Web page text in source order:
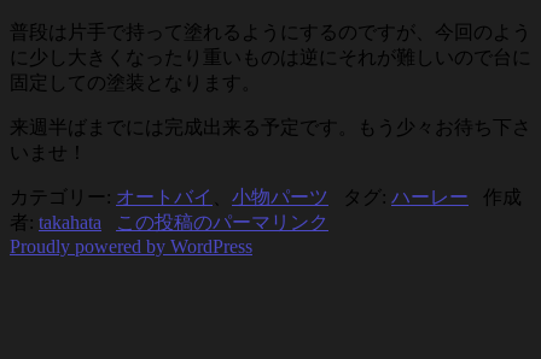
普段は片手で持って塗れるようにするのですが、今回のよう
に少し大きくなったり重いものは逆にそれが難しいので台に
固定しての塗装となります。
来週半ばまでには完成出来る予定です。もう少々お待ち下さ
いませ！
カテゴリー: オートバイ 小物パーツ タグ: ハーレー 作成
者: takahata
この投稿のパーマリンク
Proudly powered by WordPress